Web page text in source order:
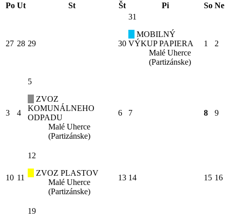
Po Ut St Št Pi So Ne
27 28 29 30
31
MOBILNÝ
VÝKUP PAPIERA
Malé Uherce
(Partizánske)
1 2
3 4
5
ZVOZ
KOMUNÁLNEHO
ODPADU
Malé Uherce
(Partizánske)
6 7 8 9
10 11
12
ZVOZ PLASTOV
Malé Uherce
(Partizánske)
13 14 15 16
19